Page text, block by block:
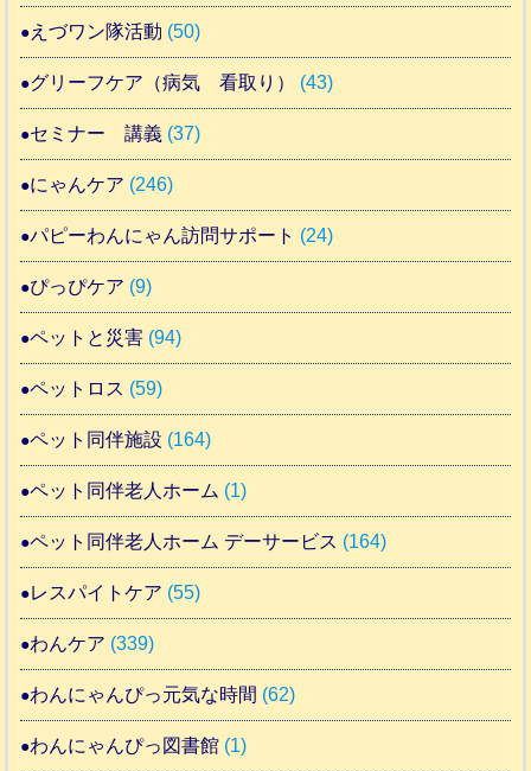
えづワン隊活動 (50)
グリーフケア（病気 看取り） (43)
セミナー 講義 (37)
にゃんケア (246)
パピーわんにゃん訪問サポート (24)
ぴっぴケア (9)
ペットと災害 (94)
ペットロス (59)
ペット同伴施設 (164)
ペット同伴老人ホーム (1)
ペット同伴老人ホーム デーサービス (164)
レスパイトケア (55)
わんケア (339)
わんにゃんぴっ元気な時間 (62)
わんにゃんぴっ図書館 (1)